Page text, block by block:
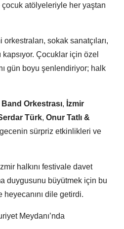
atölyeleriyle her yaştan
sokak sanatçıları,
Çocuklar için özel
gün boyu şenlendiriyor; halk
Orkestrası, İzmir
Türk, Onur Tatlı &
sürpriz etkinlikleri ve
halkını festivale davet
duygusunu büyütmek için bu
dile getirdi.
Meydanı’nda